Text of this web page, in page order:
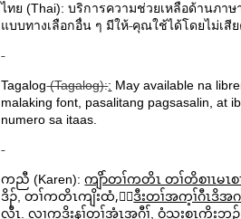
ไทย (Thai): บริการความช่วยเหลือด้านภาษ
แบบทางเลือกอื่น ๆ มีให้ คุณใช้ได้โดยไม่เสี
Tagalog(Tagalog):: May available na
malaking font, pasalitang pagsasalin, at
numero sa itaas.
ကညီ (Karen): ကျိာ်တၢ်ကတိၤ တၢ်တိစၢၤမၤစ
ဒိၣ် ,တၢ်ကတိၤကျိးထံ,ဒီးတၢ်အက့ၢ်ဂီၤဒိအ
လီၤ. လၢကဒိးန့ၢ်တၢ်အံၤအဂီၢ် ,ဝံသးစူၤကိးဘ